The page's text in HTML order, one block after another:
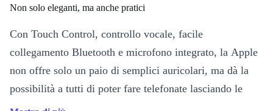
Non solo eleganti, ma anche pratici
Con Touch Control, controllo vocale, facile
collegamento Bluetooth e microfono integrato, la Apple
non offre solo un paio di semplici auricolari, ma dà la
possibilità a tutti di poter fare telefonate lasciando le
mani libere, gestire la musica e molto altro ancora.